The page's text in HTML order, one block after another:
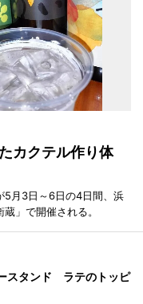
カクテル作り体
5月3日～6日の4日間、浜
」で開催される。
スタンド ラテのトッピ